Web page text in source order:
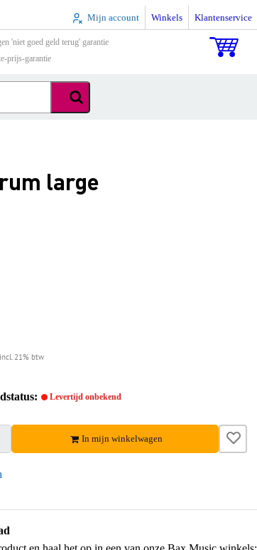
Mijn account Winkels Klantenservice
'niet goed geld terug' garantie
prijs-garantie
large
incl. 21% btw
Levertijd onbekend
In mijn winkelwagen